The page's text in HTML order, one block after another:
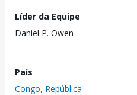
Líder da Equipe
Daniel P. Owen
País
Congo, República